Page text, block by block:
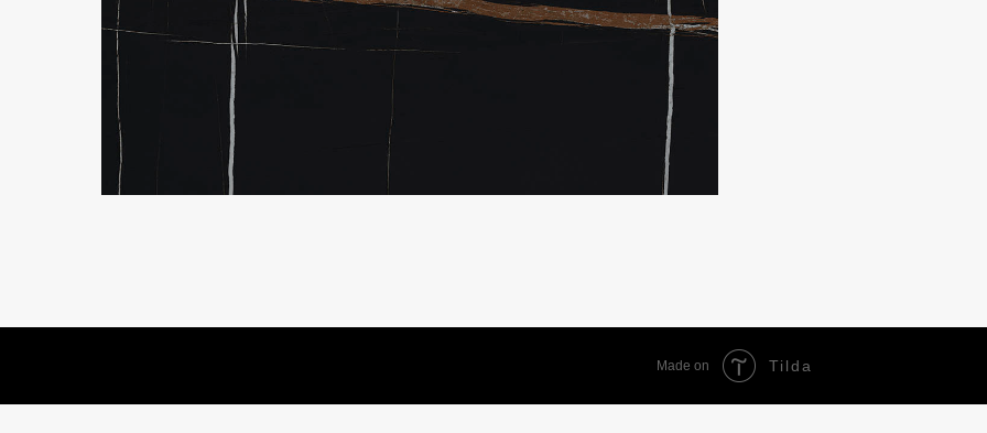
Made on Tilda